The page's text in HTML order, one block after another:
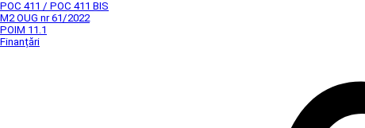
POC 411 / POC 411 BIS
M2 OUG nr 61/2022
POIM 11.1
Finanțări